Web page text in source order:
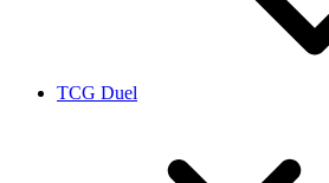
TCG Duel